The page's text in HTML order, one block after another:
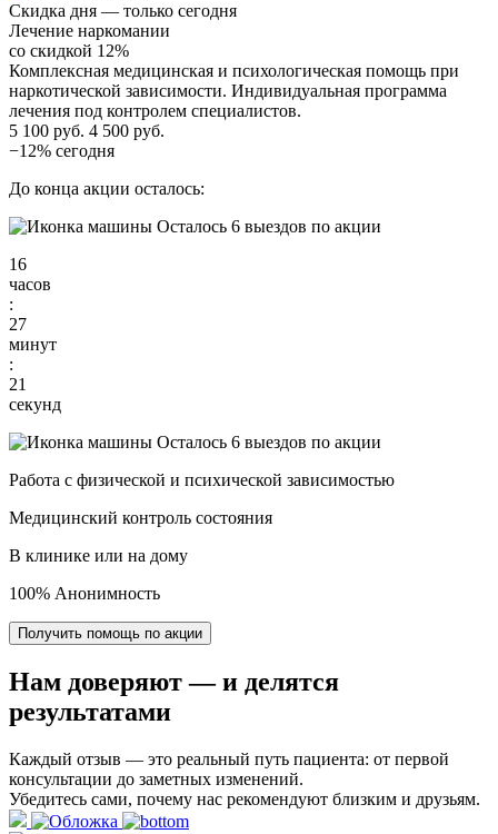
Скидка дня — только сегодня
Лечение наркомании
со скидкой 12%
Комплексная медицинская и психологическая помощь при
наркотической зависимости. Индивидуальная программа
лечения под контролем специалистов.
5 100 руб. 4 500 руб.
−12% сегодня
До конца акции осталось:
Осталось 6 выездов по акции
16
часов
:
27
минут
:
20
секунд
Осталось 6 выездов по акции
Работа с физической и психической зависимостью
Медицинский контроль состояния
В клинике или на дому
100% Анонимность
Получить помощь по акции
Нам доверяют— и делятся
результатами
Каждый отзыв — это реальный путь пациента: от первой
консультации до заметных изменений.
Убедитесь сами, почему нас рекомендуют близким и друзьям.